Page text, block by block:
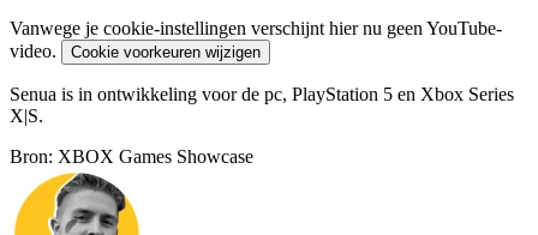
Vanwege je cookie-instellingen verschijnt hier nu geen YouTube-
video.
Cookie voorkeuren wijzigen
Senua is in ontwikkeling voor de pc, PlayStation 5 en Xbox Series
X|S.
Bron: XBOX Games Showcase